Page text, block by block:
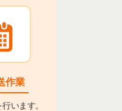
作業
います。